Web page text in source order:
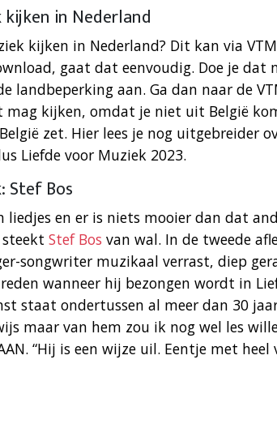
in Nederland
kijken in Nederland? Dit kan via
gaat dat eenvoudig. Doe je dat
landbeperking aan. Ga dan naar de
mag kijken, omdat je niet uit België
zet. Hier lees je nog uitgebreider
Liefde voor Muziek 2023.
Stef Bos
liedjes en er is niets mooier dan dat
steekt Stef Bos van wal. In de tweede
songwriter muzikaal verrast, diep
wanneer hij bezongen wordt in
staat ondertussen al meer dan 30
maar van hem zou ik nog wel les
“Hij is een wijze uil. Eentje met heel